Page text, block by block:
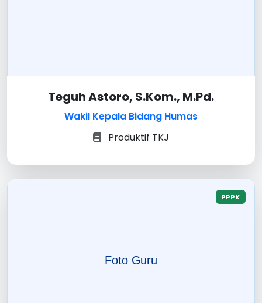
Teguh Astoro, S.Kom., M.Pd.
Wakil Kepala Bidang Humas
Produktif TKJ
PPPK